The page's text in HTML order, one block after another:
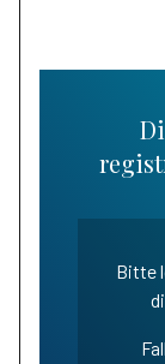
Bitte